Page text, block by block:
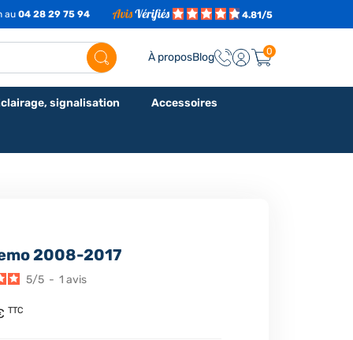
au 04 28 29 75 94 4.81/5
À proposBlog 0
signalisation Accessoires
2008-2017
5/5 - 1 avis
TTC